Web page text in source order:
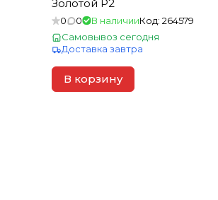
Золотой Р2
0 0 В наличииКод: 264579
Самовывоз сегодня
Доставка завтра
В корзину